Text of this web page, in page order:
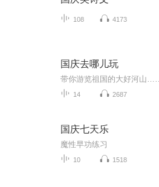
108 4173
国庆去哪儿玩
带你游览祖国的大好河山……
14 2687
国庆七天乐
魔性早功练习
10 1518